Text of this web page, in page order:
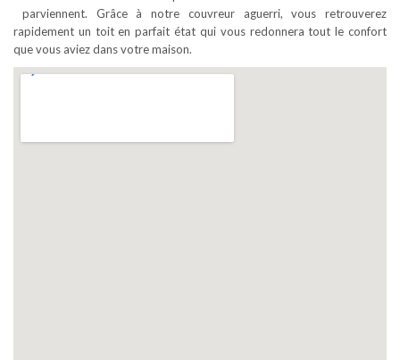
parviennent. Grâce à notre couvreur aguerri, vous retrouverez
rapidement un toit en parfait état qui vous redonnera tout le confort
que vous aviez dans votre maison.